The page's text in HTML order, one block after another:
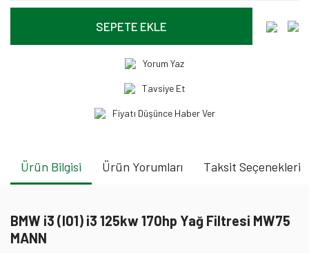
SEPETE EKLE
Yorum Yaz
Tavsiye Et
Fiyatı Düşünce Haber Ver
Ürün Bilgisi Ürün Yorumları Taksit Seçenekleri
BMW i3 (I01) i3 125kw 170hp Yağ Filtresi MW75
MANN